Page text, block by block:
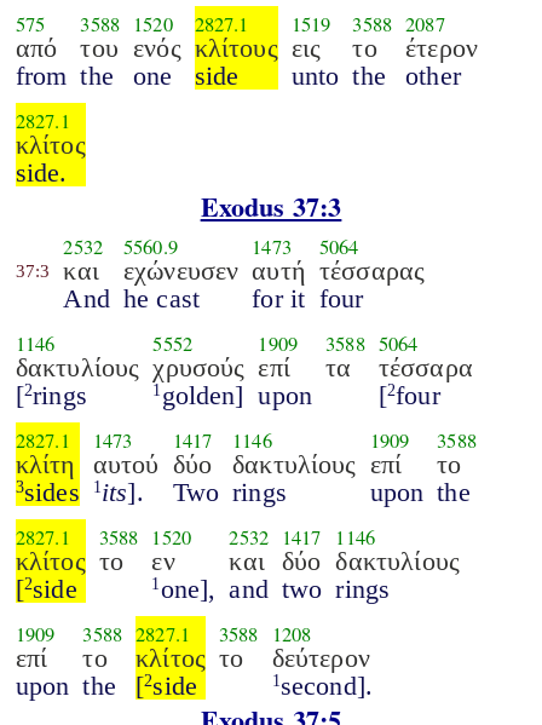
575
από
from
3588
του
the
1520
ενός
one
2827.1
κλίτους
side
1519
εις
unto
3588
το
the
2087
έτερον
other
2827.1
κλίτος
side.
Exodus 37:3
37:3
2532
και
And
5560.9
εχώνευσεν
he cast
1473
αυτή
for it
5064
τέσσαρας
four
1146
δακτυλίους
[2rings
5552
χρυσούς
1 golden]
1909
επί
upon
3588
τα
5064
τέσσαρα
[2four
2827.1
κλίτη
3sides
1473
αυτού
1 its].
1417
δύο
Two
1146
δακτυλίους
rings
1909
επί
upon
3588
το
the
2827.1
κλίτος
[2side
3588
το
1520
εν
1 one],
2532
και
and
1417
δύο
two
1146
δακτυλίους
rings
1909
επί
upon
3588
το
the
2827.1
κλίτος
[2side
3588
το
1208
δεύτερον
1 second].